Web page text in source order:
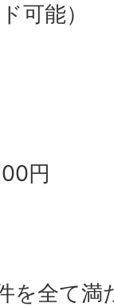
可能）
円
を全て満